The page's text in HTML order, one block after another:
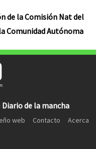
de la Comisión Nat del
Comunidad Autónoma
Diario de la mancha
web Contacto
Acerca